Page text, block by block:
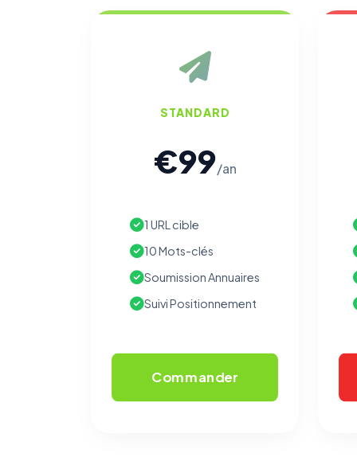
STANDARD
€99/an
1 URL cible
10 Mots-clés
Soumission Annuaires
Suivi Positionnement
Commander